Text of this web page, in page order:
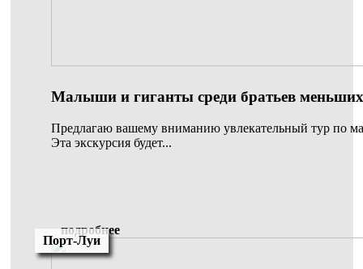
Малыши и гиганты среди братьев меньших
Предлагаю вашему вниманию увлекательный тур по
Эта экскурсия будет...
подробнее
Порт-Луи